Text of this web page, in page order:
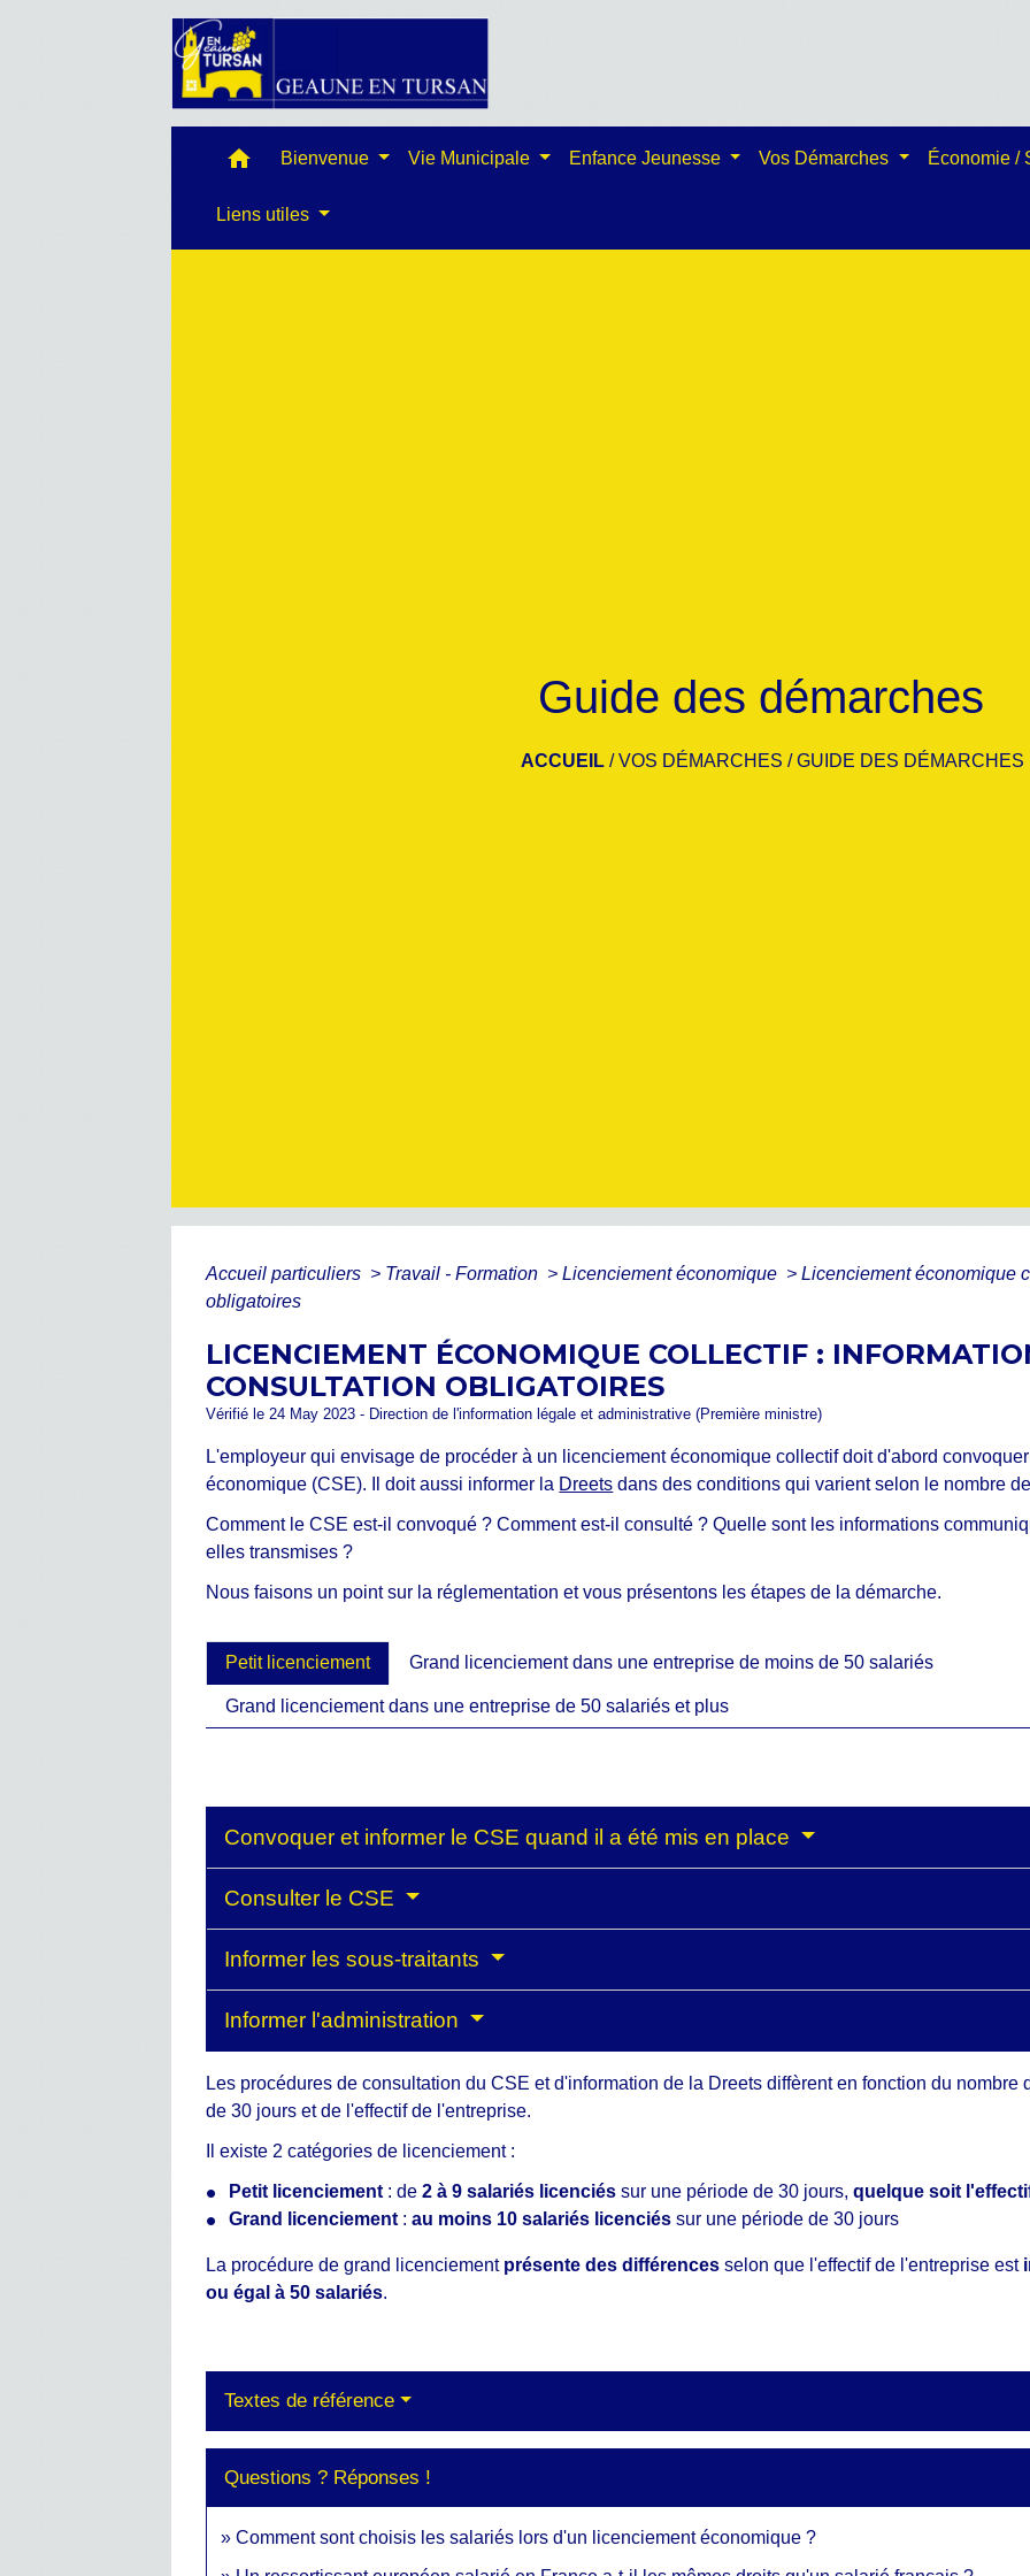
home Bienvenue Vie Municipale Enfance Jeunesse Vos Démarches Économie /
Liens utiles
Guide des démarches
ACCUEIL /VOS DÉMARCHES /GUIDE DES DÉMARCHES
Accueil particuliers > Travail - Formation > Licenciement économique > Licenciement économique
obligatoires
LICENCIEMENT ÉCONOMIQUE COLLECTIF :
CONSULTATION OBLIGATOIRES
Vérifié le 24 May 2023 - Direction de l'information légale et administrative (Première ministre)
L'employeur qui envisage de procéder à un licenciement économique collectif doit d'abord
économique (CSE). Il doit aussi informer la Dreets dans des conditions qui varient selon le nombre
Comment le CSE est-il convoqué ? Comment est-il consulté ? Quelle sont les informations
elles transmises ?
Nous faisons un point sur la réglementation et vous présentons les étapes de la démarche.
Petit licenciement Grand licenciement dans une entreprise de moins de 50 salariés
Grand licenciement dans une entreprise de 50 salariés et plus
Convoquer et informer le CSE quand il a été mis en place
Consulter le CSE
Informer les sous-traitants
Informer l'administration
Les procédures de consultation du CSE et d'information de la Dreets diffèrent en fonction du
de 30 jours et de l'effectif de l'entreprise.
Il existe 2 catégories de licenciement :
Petit licenciement : de2 à 9 salariés licenciés sur une période de 30 jours,quelque soit
Grand licenciement :au moins 10 salariés licenciés sur une période de 30 jours
La procédure de grand licenciementprésente des différences selon que l'effectif de l'entreprise est
ou égal à 50 salariés.
Textes de référence
Questions ? Réponses !
Comment sont choisis les salariés lors d'un licenciement économique ?